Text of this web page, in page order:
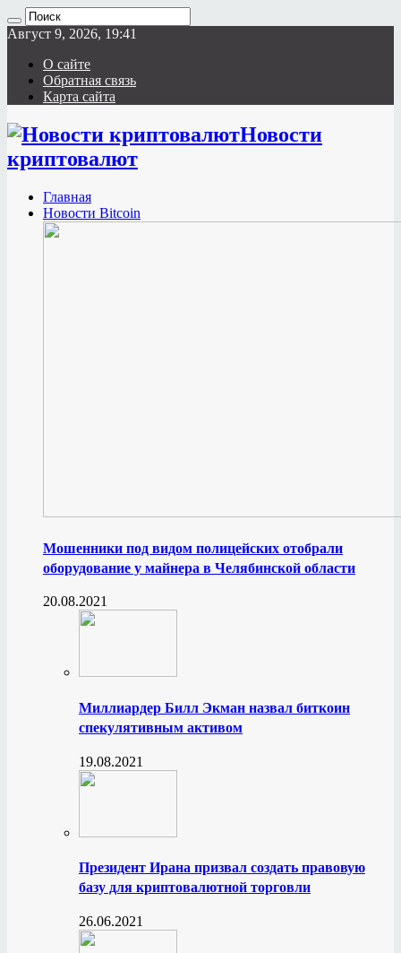
Август 9, 2026, 19:41
О сайте
Обратная связь
Карта сайта
Новости
криптовалют
Главная
Новости Bitcoin
Мошенники под видом полицейских отобрали
оборудование у майнера в Челябинской области
20.08.2021
Миллиардер Билл Экман назвал биткоин
спекулятивным активом
19.08.2021
Президент Ирана призвал создать правовую
базу для криптовалютной торговли
26.06.2021